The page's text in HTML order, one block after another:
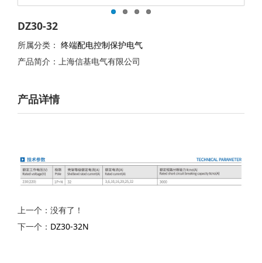
DZ30-32
所属分类： 终端配电控制保护电气
产品简介：上海信基电气有限公司
产品详情
上一个：没有了！
下一个： DZ30-32N